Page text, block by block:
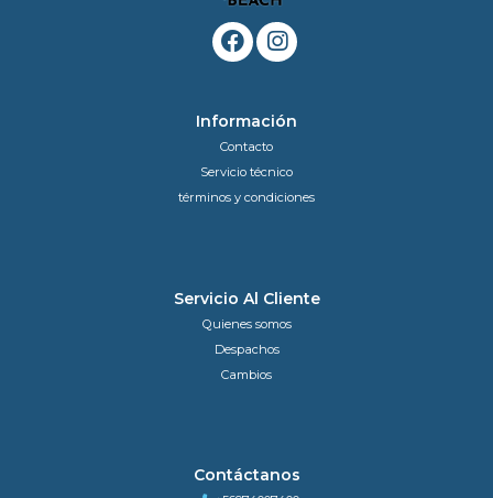
Información
Contacto
Servicio técnico
términos y condiciones
Servicio Al Cliente
Quienes somos
Despachos
Cambios
Contáctanos